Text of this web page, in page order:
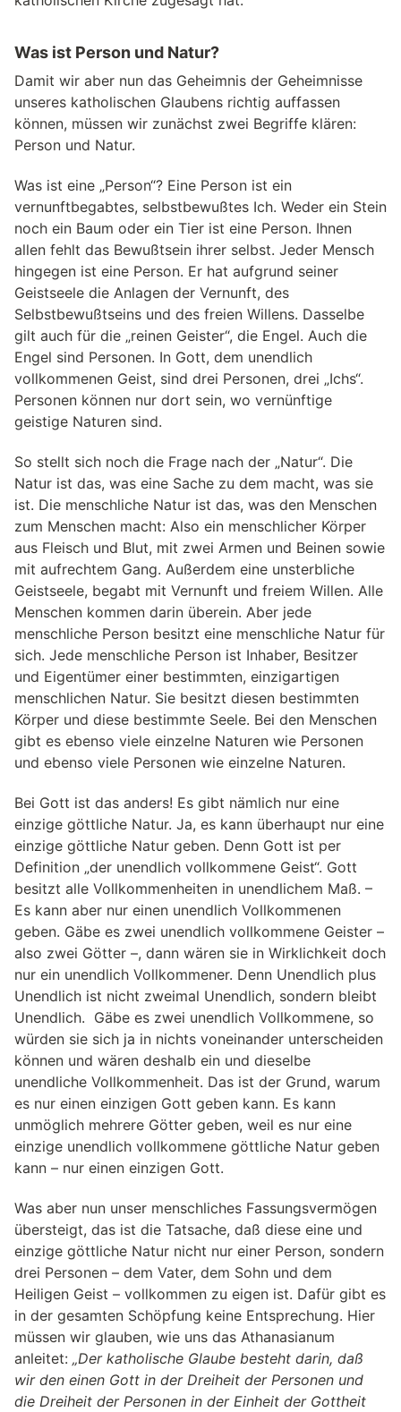
Was ist Person und Natur?
Damit wir aber nun das Geheimnis der Geheimnisse
unseres katholischen Glaubens richtig auffassen
können, müssen wir zunächst zwei Begriffe klären:
Person und Natur.
Was ist eine „Person“? Eine Person ist ein
vernunftbegabtes, selbstbewußtes Ich. Weder ein Stein
noch ein Baum oder ein Tier ist eine Person. Ihnen
allen fehlt das Bewußtsein ihrer selbst. Jeder Mensch
hingegen ist eine Person. Er hat aufgrund seiner
Geistseele die Anlagen der Vernunft, des
Selbstbewußtseins und des freien Willens. Dasselbe
gilt auch für die „reinen Geister“, die Engel. Auch die
Engel sind Personen. In Gott, dem unendlich
vollkommenen Geist, sind drei Personen, drei „Ichs“.
Personen können nur dort sein, wo vernünftige
geistige Naturen sind.
So stellt sich noch die Frage nach der „Natur“. Die
Natur ist das, was eine Sache zu dem macht, was sie
ist. Die menschliche Natur ist das, was den Menschen
zum Menschen macht: Also ein menschlicher Körper
aus Fleisch und Blut, mit zwei Armen und Beinen sowie
mit aufrechtem Gang. Außerdem eine unsterbliche
Geistseele, begabt mit Vernunft und freiem Willen. Alle
Menschen kommen darin überein. Aber jede
menschliche Person besitzt eine menschliche Natur für
sich. Jede menschliche Person ist Inhaber, Besitzer
und Eigentümer einer bestimmten, einzigartigen
menschlichen Natur. Sie besitzt diesen bestimmten
Körper und diese bestimmte Seele. Bei den Menschen
gibt es ebenso viele einzelne Naturen wie Personen
und ebenso viele Personen wie einzelne Naturen.
Bei Gott ist das anders! Es gibt nämlich nur eine
einzige göttliche Natur. Ja, es kann überhaupt nur eine
einzige göttliche Natur geben. Denn Gott ist per
Definition „der unendlich vollkommene Geist“. Gott
besitzt alle Vollkommenheiten in unendlichem Maß. –
Es kann aber nur einen unendlich Vollkommenen
geben. Gäbe es zwei unendlich vollkommene Geister –
also zwei Götter –, dann wären sie in Wirklichkeit doch
nur ein unendlich Vollkommener. Denn Unendlich plus
Unendlich ist nicht zweimal Unendlich, sondern bleibt
Unendlich. Gäbe es zwei unendlich Vollkommene, so
würden sie sich ja in nichts voneinander unterscheiden
können und wären deshalb ein und dieselbe
unendliche Vollkommenheit. Das ist der Grund, warum
es nur einen einzigen Gott geben kann. Es kann
unmöglich mehrere Götter geben, weil es nur eine
einzige unendlich vollkommene göttliche Natur geben
kann – nur einen einzigen Gott.
Was aber nun unser menschliches Fassungsvermögen
übersteigt, das ist die Tatsache, daß diese eine und
einzige göttliche Natur nicht nur einer Person, sondern
drei Personen – dem Vater, dem Sohn und dem
Heiligen Geist – vollkommen zu eigen ist. Dafür gibt es
in der gesamten Schöpfung keine Entsprechung. Hier
müssen wir glauben, wie uns das Athanasianum
anleitet: „Der katholische Glaube besteht darin, daß
wir den einen Gott in der Dreiheit der Personen und
die Dreiheit der Personen in der Einheit der Gottheit